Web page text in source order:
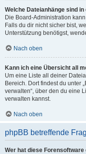
Welche Dateianhänge sind
Die Board-Administration
Falls du dir nicht sicher bist,
Unterstützung benötigst,
Nach oben
Kann ich eine Übersicht all
Um eine Liste all deiner
Bereich. Dort findest du unter
verwalten“, über den du eine
verwalten kannst.
Nach oben
phpBB betreffende
Wer hat diese